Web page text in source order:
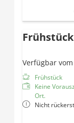
Frühstück
Verfügbar
Frühstück
Keine
Ort.
Nicht